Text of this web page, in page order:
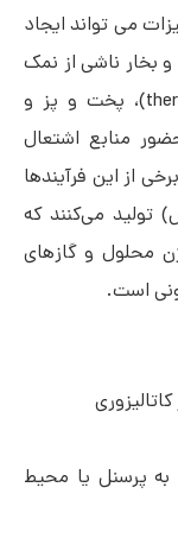
می تواند ایجاد
بخار ناشی از نمک
زدایی خام، شکاف حرارتی (thermal cracking)، پخت و پز و
منابع اشتعال
از این فرآیندها
می‌کنند که
محلول و گازهای
است.
به پرسنل یا محیط